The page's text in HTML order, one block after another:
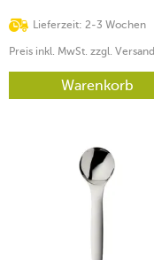
Lieferzeit: 2-3 Wochen
Preis inkl. MwSt. zzgl. Versand
Warenkorb